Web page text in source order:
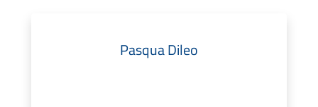
Pasqua Dileo